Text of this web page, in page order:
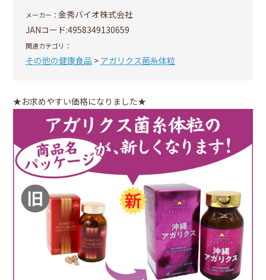
メーカー： 金秀バイオ株式会社
JANコード:4958349130659
関連カテゴリ：
その他の健康食品 > アガリクス菌糸体粒
★お求めやすい価格になりました★